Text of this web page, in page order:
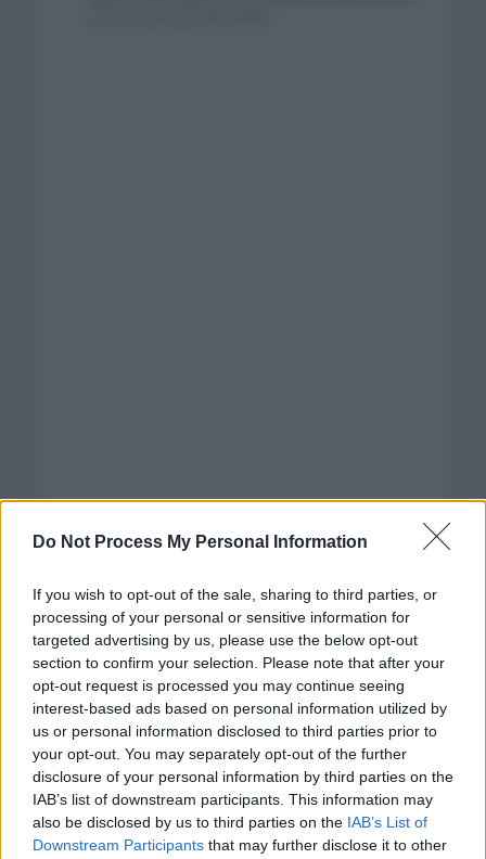
Do Not Process My Personal Information
If you wish to opt-out of the sale, sharing to third parties, or
processing of your personal or sensitive information for
targeted advertising by us, please use the below opt-out
section to confirm your selection. Please note that after your
opt-out request is processed you may continue seeing
interest-based ads based on personal information utilized by
us or personal information disclosed to third parties prior to
your opt-out. You may separately opt-out of the further
disclosure of your personal information by third parties on the
IAB’s list of downstream participants. This information may
also be disclosed by us to third parties on the IAB’s List of
Downstream Participants that may further disclose it to other
Categorías
CLÁSICAS
CRÓNICAS
CURIOSIDADES